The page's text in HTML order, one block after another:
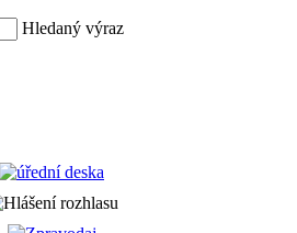
Hledaný výraz